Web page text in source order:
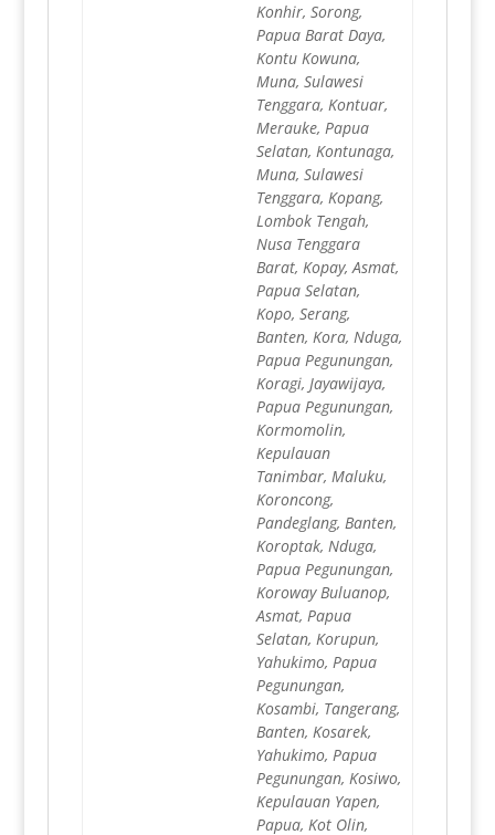
Konhir, Sorong,
Papua Barat Daya,
Kontu Kowuna,
Muna, Sulawesi
Tenggara, Kontuar,
Merauke, Papua
Selatan, Kontunaga,
Muna, Sulawesi
Tenggara, Kopang,
Lombok Tengah,
Nusa Tenggara
Barat, Kopay, Asmat,
Papua Selatan,
Kopo, Serang,
Banten, Kora, Nduga,
Papua Pegunungan,
Koragi, Jayawijaya,
Papua Pegunungan,
Kormomolin,
Kepulauan
Tanimbar, Maluku,
Koroncong,
Pandeglang, Banten,
Koroptak, Nduga,
Papua Pegunungan,
Koroway Buluanop,
Asmat, Papua
Selatan, Korupun,
Yahukimo, Papua
Pegunungan,
Kosambi, Tangerang,
Banten, Kosarek,
Yahukimo, Papua
Pegunungan, Kosiwo,
Kepulauan Yapen,
Papua, Kot Olin,